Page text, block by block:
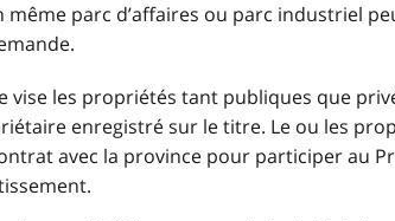
même parc d’affaires ou parc industriel
vise les propriétés tant publiques que
enregistré sur le titre. Le ou les
avec la province pour participer au